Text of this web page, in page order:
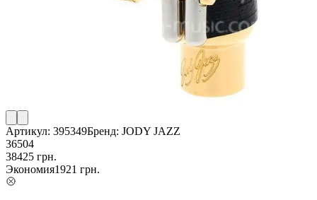
Артикул: 395349Бренд: JODY JAZZ
36504
38425 грн.
Экономия1921 грн.